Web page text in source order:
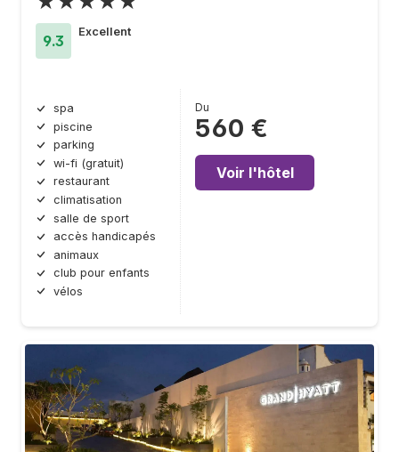
9.3
Excellent
spa
piscine
parking
wi-fi (gratuit)
restaurant
climatisation
salle de sport
accès handicapés
animaux
club pour enfants
vélos
Du
560 €
Voir l'hôtel